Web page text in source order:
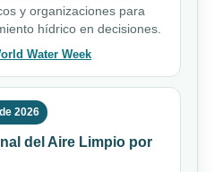
y organizaciones para
hídrico en decisiones.
Water Week
2026
del Aire Limpio por